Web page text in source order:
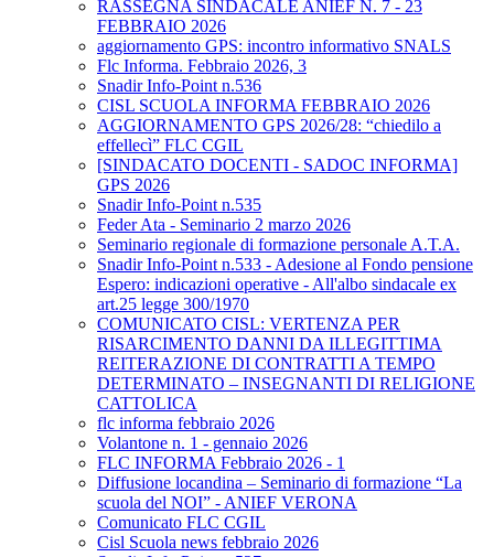
RASSEGNA SINDACALE ANIEF N. 7 - 23
FEBBRAIO 2026
aggiornamento GPS: incontro informativo SNALS
Flc Informa. Febbraio 2026, 3
Snadir Info-Point n.536
CISL SCUOLA INFORMA FEBBRAIO 2026
AGGIORNAMENTO GPS 2026/28: “chiedilo a
effellecì” FLC CGIL
[SINDACATO DOCENTI - SADOC INFORMA]
GPS 2026
Snadir Info-Point n.535
Feder Ata - Seminario 2 marzo 2026
Seminario regionale di formazione personale A.T.A.
Snadir Info-Point n.533 - Adesione al Fondo pensione
Espero: indicazioni operative - All'albo sindacale ex
art.25 legge 300/1970
COMUNICATO CISL: VERTENZA PER
RISARCIMENTO DANNI DA ILLEGITTIMA
REITERAZIONE DI CONTRATTI A TEMPO
DETERMINATO – INSEGNANTI DI RELIGIONE
CATTOLICA
flc informa febbraio 2026
Volantone n. 1 - gennaio 2026
FLC INFORMA Febbraio 2026 - 1
Diffusione locandina – Seminario di formazione “La
scuola del NOI” - ANIEF VERONA
Comunicato FLC CGIL
Cisl Scuola news febbraio 2026